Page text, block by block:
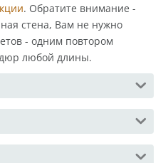
. Обратите внимание -
стена, Вам не нужно
- одним повтором
любой длины.